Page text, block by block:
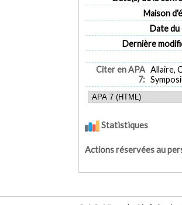
Maison
Date
Dernière
Citer en APA
7:
Allaire,
Statistiques
Actions réservées au